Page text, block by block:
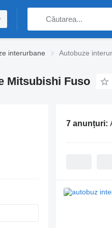
interurbane Autobuze
Mitsubishi Fuso
7 anunțuri: